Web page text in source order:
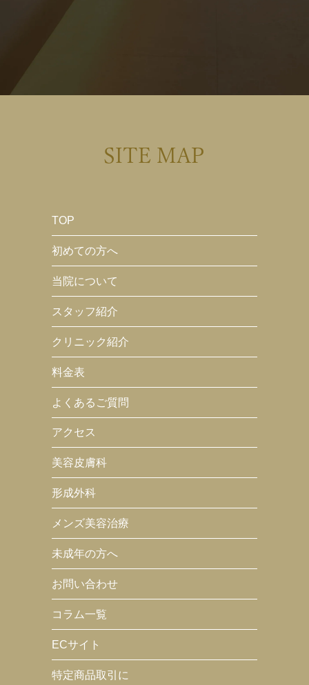
SITE MAP
TOP
初めての方へ
当院について
スタッフ紹介
クリニック紹介
料金表
よくあるご質問
アクセス
美容皮膚科
形成外科
メンズ美容治療
未成年の方へ
お問い合わせ
コラム一覧
ECサイト
特定商品取引に